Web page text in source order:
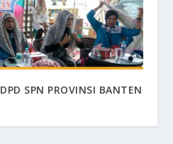
SPN PROVINSI BANTEN